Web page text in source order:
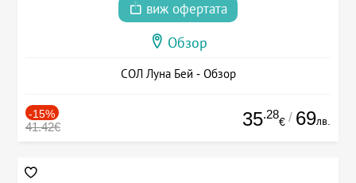
виж офертата
Обзор
СОЛ Луна Бей - Обзор
-15%
41.42€ 35.28
€ / 69лв.